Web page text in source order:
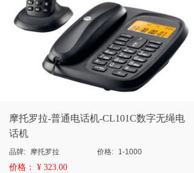
摩托罗拉-普通电话机-CL101C数字无绳电
话机
品牌: 摩托罗拉 价格: 1-1000
价格： ¥ 323.00